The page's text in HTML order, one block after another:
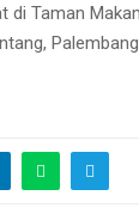
di Taman
Palembang.